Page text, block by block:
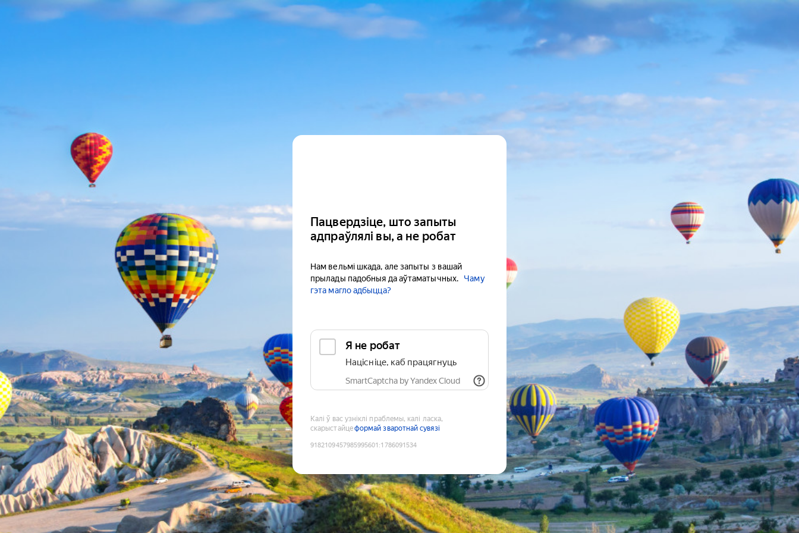
Пацвердзіце, што запыты
адпраўлялі вы, а не робат
Нам вельмі шкада, але запыты з вашай
прылады падобныя да аўтаматычных.
Чаму
гэта магло адбыцца?
Я не робат
Націсніце, каб працягнуць
SmartCaptcha by Yandex Cloud
Калі ў вас узніклі праблемы, калі ласка,
скарыстайцеформай зваротнай сувязі
9182109457985995601 :1786091534